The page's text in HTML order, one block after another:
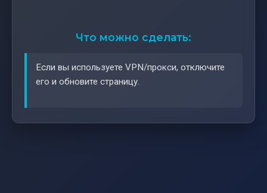
Что можно сделать:
Если вы используете VPN/прокси, отключите
его и обновите страницу.